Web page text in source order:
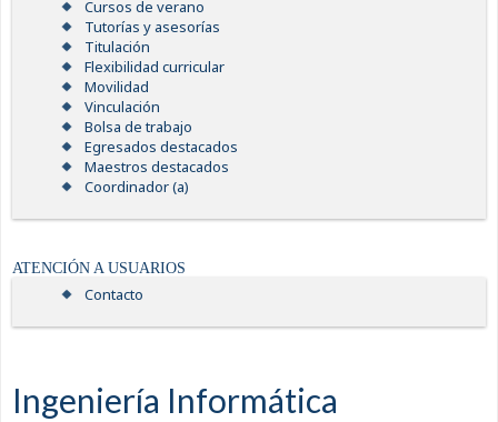
Cursos de verano
Tutorías y asesorías
Titulación
Flexibilidad curricular
Movilidad
Vinculación
Bolsa de trabajo
Egresados destacados
Maestros destacados
Coordinador (a)
ATENCIÓN A USUARIOS
Contacto
Ingeniería Informática